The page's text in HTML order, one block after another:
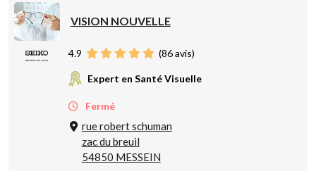
VISION NOUVELLE
4.9 (86avis)
Expert en Santé Visuelle
Fermé
rue robert schuman
zac du breuil
54850 MESSEIN